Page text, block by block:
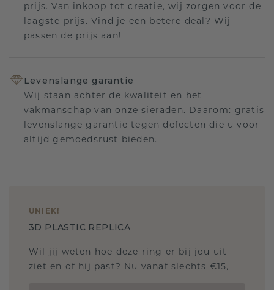
prijs. Van inkoop tot creatie, wij zorgen voor de
laagste prijs. Vind je een betere deal? Wij
passen de prijs aan!
Levenslange garantie
Wij staan achter de kwaliteit en het
vakmanschap van onze sieraden. Daarom: gratis
levenslange garantie tegen defecten die u voor
altijd gemoedsrust bieden.
UNIEK!
3D PLASTIC REPLICA
Wil jij weten hoe deze ring er bij jou uit
ziet en of hij past? Nu vanaf slechts €15,-